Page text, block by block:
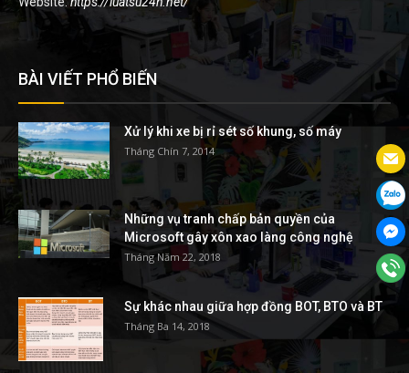
BÀI VIẾT PHỔ BIẾN
Xử lý khi xe bị rỉ sét số khung, số máy
Tháng Chín 7, 2014
Những vụ tranh chấp bản quyền của
Microsoft gây xôn xao làng công nghệ
Tháng Năm 22, 2018
Sự khác nhau giữa hợp đồng BOT, BTO và BT
Tháng Ba 14, 2018